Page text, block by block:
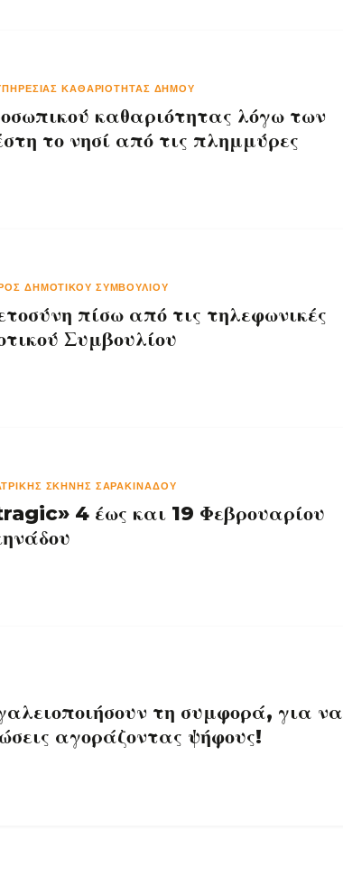
ΚΑΘΑΡΙΌΤΗΤΑΣ ΔΉΜΟΥ
καθαριότητας λόγω των
το νησί από τις πλημμύρες
ΔΗΜΟΤΙΚΟΎ ΣΥΜΒΟΥΛΊΟΥ
πίσω από τις τηλεφωνικές
Συμβουλίου
ΣΚΗΝΉΣ ΣΑΡΑΚΙΝΆΔΟΥ
4 έως και 19 Φεβρουαρίου
τη συμφορά, για να
αγοράζοντας ψήφους!